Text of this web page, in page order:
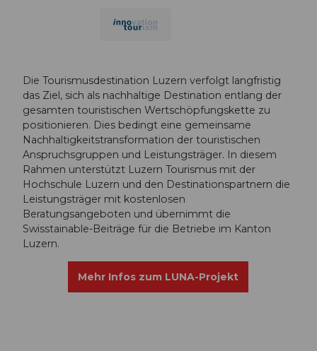
Die Tourismusdestination Luzern verfolgt langfristig
das Ziel, sich als nachhaltige Destination entlang der
gesamten touristischen Wertschöpfungskette zu
positionieren. Dies bedingt eine gemeinsame
Nachhaltigkeitstransformation der touristischen
Anspruchsgruppen und Leistungsträger. In diesem
Rahmen unterstützt Luzern Tourismus mit der
Hochschule Luzern und den Destinationspartnern die
Leistungsträger mit kostenlosen
Beratungsangeboten und übernimmt die
Swisstainable-Beiträge für die Betriebe im Kanton
Luzern.
Mehr Infos zum LUNA-Projekt